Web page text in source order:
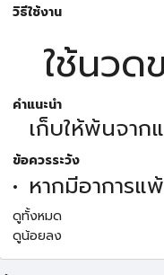
วิธีใช้งาน
ใช้นว
คำแนะนำ
เก็บให้พ้นจาก
ข้อควรระวัง
หากมีอาการแ
ดูทั้งหมด
ดูน้อยลง